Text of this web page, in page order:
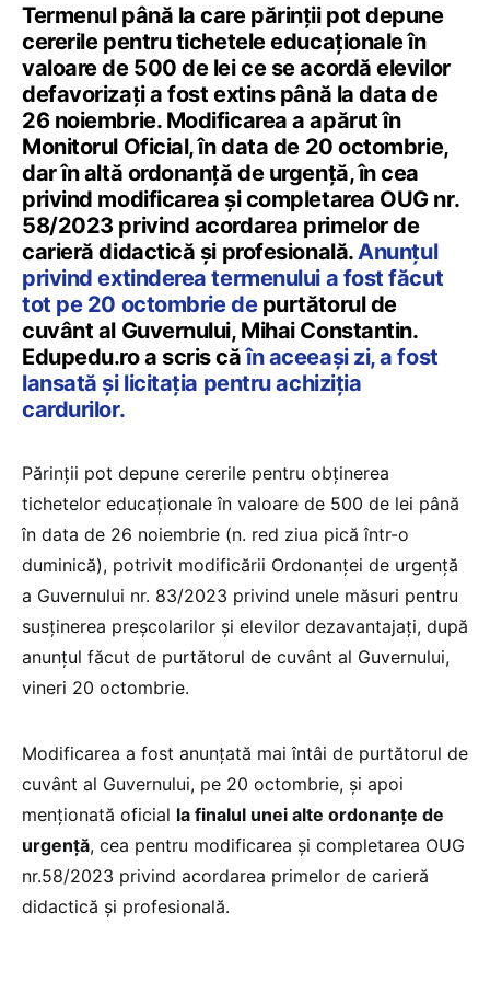
Termenul până la care părinții pot depune
cererile pentru tichetele educaționale în
valoare de 500 de lei ce se acordă elevilor
defavorizați a fost extins până la data de
26 noiembrie. Modificarea a apărut în
Monitorul Oficial, în data de 20 octombrie,
dar în altă ordonanță de urgență, în cea
privind modificarea și completarea OUG nr.
58/2023 privind acordarea primelor de
carieră didactică și profesională. Anunțul
privind extinderea termenului a fost făcut
tot pe 20 octombrie de purtătorul de
cuvânt al Guvernului, Mihai Constantin.
Edupedu.ro a scris căîn aceeași zi, a fost
lansată și licitația pentru achiziția
cardurilor.
Părinții pot depune cererile pentru obținerea
tichetelor educaționale în valoare de 500 de lei până
în data de 26 noiembrie (n. red ziua pică într-o
duminică), potrivit modificării Ordonanței de urgență
a Guvernului nr. 83/2023 privind unele măsuri pentru
susținerea preșcolarilor și elevilor dezavantajați, după
anunțul făcut de purtătorul de cuvânt al Guvernului,
vineri 20 octombrie.
Modificarea a fost anunțată mai întâi de purtătorul de
cuvânt al Guvernului, pe 20 octombrie, și apoi
menționată oficial la finalul unei alte ordonanțe de
urgență, cea pentru modificarea și completarea OUG
nr.58/2023 privind acordarea primelor de carieră
didactică și profesională.